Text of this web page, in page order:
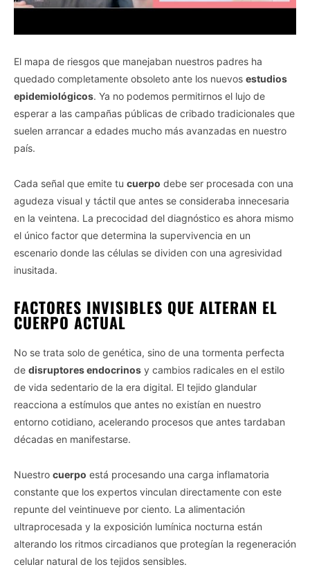
El mapa de riesgos que manejaban nuestros padres ha
quedado completamente obsoleto ante los nuevos estudios
epidemiológicos. Ya no podemos permitirnos el lujo de
esperar a las campañas públicas de cribado tradicionales que
suelen arrancar a edades mucho más avanzadas en nuestro
país.
Cada señal que emite tu cuerpo debe ser procesada con una
agudeza visual y táctil que antes se consideraba innecesaria
en la veintena. La precocidad del diagnóstico es ahora mismo
el único factor que determina la supervivencia en un
escenario donde las células se dividen con una agresividad
inusitada.
FACTORES INVISIBLES QUE ALTERAN EL
CUERPO ACTUAL
No se trata solo de genética, sino de una tormenta perfecta
de disruptores endocrinos y cambios radicales en el estilo
de vida sedentario de la era digital. El tejido glandular
reacciona a estímulos que antes no existían en nuestro
entorno cotidiano, acelerando procesos que antes tardaban
décadas en manifestarse.
Nuestro cuerpo está procesando una carga inflamatoria
constante que los expertos vinculan directamente con este
repunte del veintinueve por ciento. La alimentación
ultraprocesada y la exposición lumínica nocturna están
alterando los ritmos circadianos que protegían la regeneración
celular natural de los tejidos sensibles.